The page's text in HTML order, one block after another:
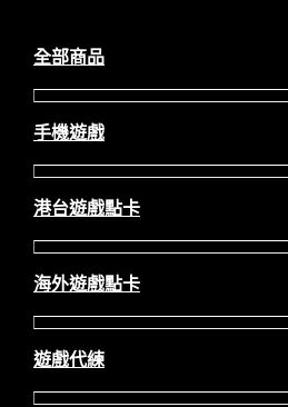
全部商品
手機遊戲
港台遊戲點卡
海外遊戲點卡
遊戲代練